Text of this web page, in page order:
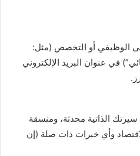
الوظيفي أو التخصص (مثل:
في عنوان البريد الإلكتروني
الذاتية محدثة، ومنسقة
وأي خبرات ذات صلة (إن